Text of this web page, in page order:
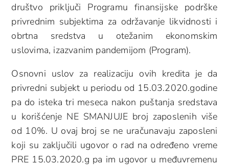
društvo priključi Programu finansijske podrške
privrednim subjektima za održavanje likvidnosti i
obrtna sredstva u otežanim ekonomskim
uslovima, izazvanim pandemijom (Program).
Osnovni uslov za realizaciju ovih kredita je da
privredni subjekt u periodu od 15.03.2020.godine
pa do isteka tri meseca nakon puštanja sredstava
u korišćenje NE SMANJUJE broj zaposlenih više
od 10%. U ovaj broj se ne uračunavaju zaposleni
koji su zaključili ugovor o rad na određeno vreme
PRE 15.03.2020.g pa im ugovor u međuvremenu